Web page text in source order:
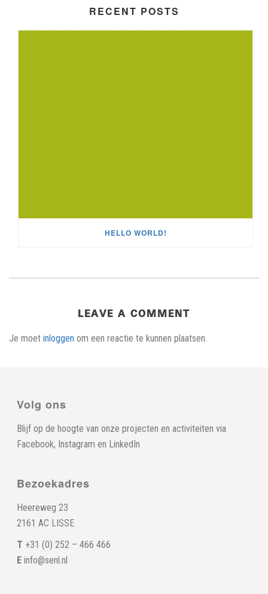
RECENT POSTS
HELLO WORLD!
LEAVE A COMMENT
Je moet inloggen om een reactie te kunnen plaatsen.
Volg ons
Blijf op de hoogte van onze projecten en activiteiten via
Facebook, Instagram en LinkedIn
Bezoekadres
Heereweg 23
2161 AC LISSE
T +31 (0) 252 – 466 466
E info@senl.nl